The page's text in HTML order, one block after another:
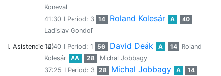
Koneval
41:30 I Period: 3 14 Roland Kolesár A
40
Ladislav Gondoľ
I. Asistencie (2)
14:40 I Period: 1 56 David Deák A 14
Roland
Kolesár
AA 28
Michal Jobbagy
37:25 I Period: 3 28 Michal Jobbagy A
14